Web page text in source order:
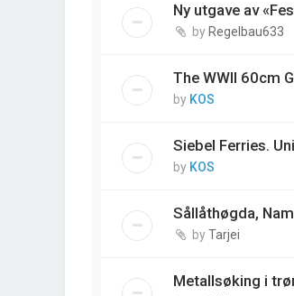
Ny utgave av
by Regelbau633
The WWII 60cm
by KOS
Siebel Ferries.
by KOS
Sållåthøgda,
byTarjei
Metallsøking i